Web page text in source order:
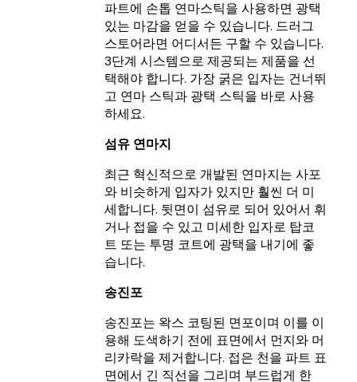
파트에 손톱 연마스틱을 사용하면 광택
있는 마감을 얻을 수 있습니다. 드러그
스토어라면 어디서든 구할 수 있습니다.
3단계 시스템으로 제공되는 제품을 선
택해야 합니다. 가장 굵은 입자는 건너뛰
고 연마 스틱과 광택 스틱을 바로 사용
하세요.
섬유 연마지
최근 혁신적으로 개발된 연마지는 사포
와 비슷하게 입자가 있지만 훨씬 더 미
세합니다. 뒷면이 섬유로 되어 있어서 휘
거나 접을 수 있고 미세한 입자로 탑코
트 또는 투명 코트에 광택을 내기에 좋
습니다.
송진포
송진포는 왁스 코팅된 면포이며 이를 이
용해 도색하기 전에 표면에서 먼지와 머
리카락을 제거합니다. 접은 천을 파트 표
면에서 긴 직선을 그리며 부드럽게 한